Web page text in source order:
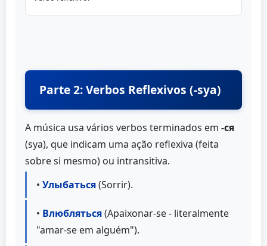
Parte 2: Verbos Reflexivos (-sya)
A música usa vários verbos terminados em -ся
(sya), que indicam uma ação reflexiva (feita
sobre si mesmo) ou intransitiva.
• Улыбаться(Sorrir).
• Влюбляться(Apaixonar-se - literalmente
"amar-se em alguém").